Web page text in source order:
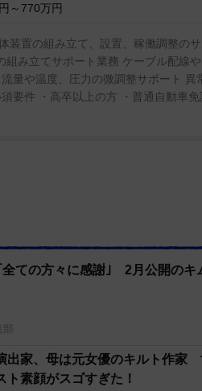
～770万円
装置の組み立て、設置、稼働調整の
み立てサポート業務 ケーブル配線
量や温度、圧力の微調整サポート 異
要件 ・高卒以上の方 ・普通自動車
ての方々に感謝｣ 2月公開のキ
出家、母は元女優のキルト作家
素顔がスゴすぎた！